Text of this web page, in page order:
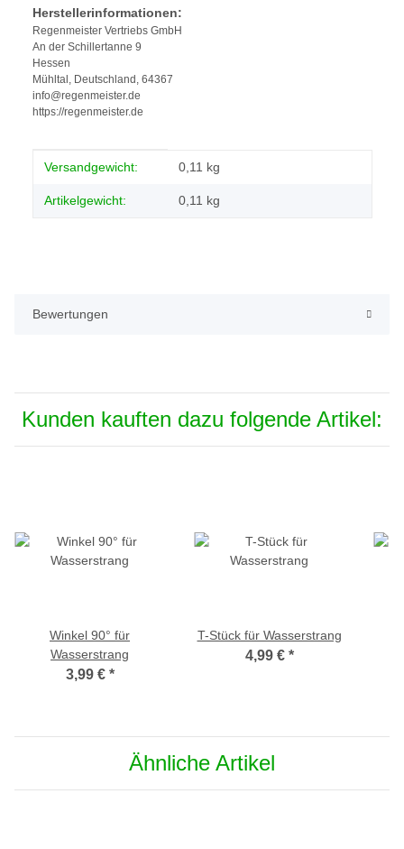
Herstellerinformationen:
Regenmeister Vertriebs GmbH
An der Schillertanne 9
Hessen
Mühltal, Deutschland, 64367
info@regenmeister.de
https://regenmeister.de
Produkteigenschaft
Wert
Versandgewicht: 0,11 kg
Artikelgewicht: 0,11 kg
Bewertungen
Kunden kauften dazu folgende Artikel:
Winkel 90° für
Wasserstrang
3,99 € *
T-Stück für Wasserstrang
4,99 € *
Ähnliche Artikel